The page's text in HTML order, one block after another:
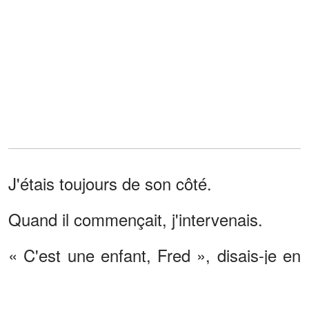
J'étais toujours de son côté.
Quand il commençait, j'intervenais.
« C'est une enfant, Fred », disais-je en